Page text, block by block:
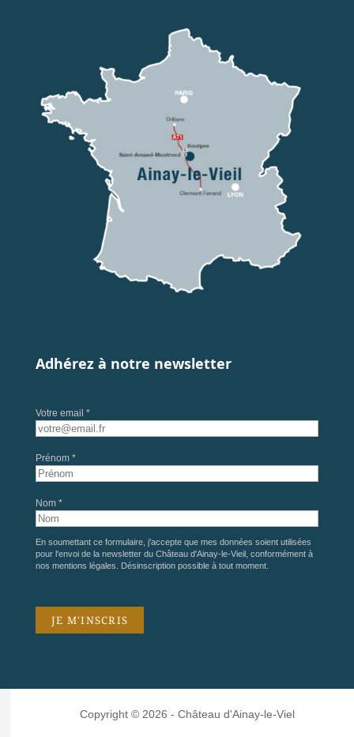
Adhérez à notre newsletter
Votre email *
Prénom *
Nom *
En soumettant ce formulaire, j'accepte que mes données soient utilisées
pour l'envoi de la newsletter du Château d'Ainay-le-Vieil, conformément à
nos mentions légales . Désinscription possible à tout moment.
Copyright © 2026 - Château d'Ainay-le-Viel